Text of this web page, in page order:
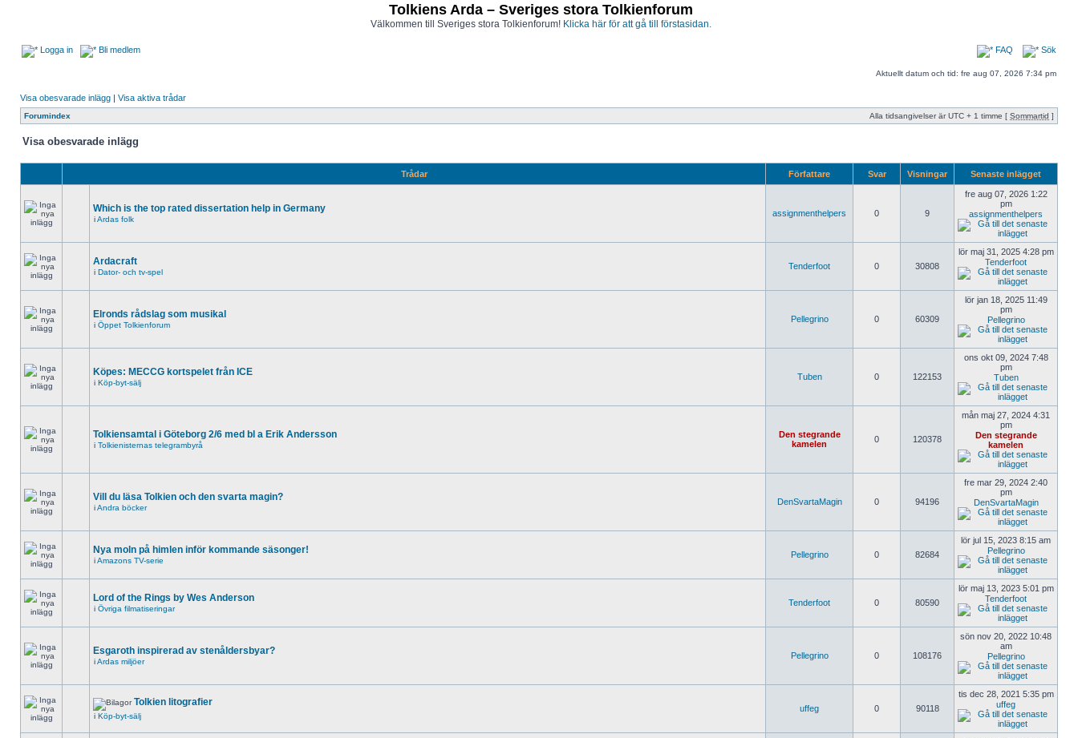
Tolkiens Arda – Sveriges stora Tolkienforum
Välkommen till Sveriges stora Tolkienforum! Klicka här för att gå till förstasidan.
Logga in Bli medlem FAQ Sök
Aktuellt datum och tid: fre aug 07, 2026 7:34 pm
Visa obesvarade inlägg | Visa aktiva trådar
Forumindex Alla tidsangivelser är UTC + 1 timme [ Sommartid ]
Visa obesvarade inlägg
Trådar Författare Svar Visningar Senaste inlägget
Which is the top rated dissertation help in Germany
iArdas folk
assignmenthelpers 0 9
fre aug 07, 2026 1:22
pm
assignmenthelpers
Ardacraft
i Dator- och tv-spel
Tenderfoot 0 30808
lör maj 31, 2025 4:28 pm
Tenderfoot
Elronds rådslag som musikal
i Öppet Tolkienforum
Pellegrino 0 60309
lör jan 18, 2025 11:49
pm
Pellegrino
Köpes: MECCG kortspelet från ICE
i Köp-byt-sälj
Tuben 0 122153
ons okt 09, 2024 7:48
pm
Tuben
Tolkiensamtal i Göteborg 2/6 med bl a Erik Andersson
i Tolkienisternas telegrambyrå
Den stegrande
kamelen
0 120378
mån maj 27, 2024 4:31
pm
Den stegrande
kamelen
Vill du läsa Tolkien och den svarta magin?
iAndra böcker
DenSvartaMagin 0 94196
fre mar 29, 2024 2:40
pm
DenSvartaMagin
Nya moln på himlen inför kommande säsonger!
iAmazons TV-serie
Pellegrino 0 82684
lör jul 15, 2023 8:15 am
Pellegrino
Lord of the Rings by Wes Anderson
i Övriga filmatiseringar
Tenderfoot 0 80590
lör maj 13, 2023 5:01 pm
Tenderfoot
Esgaroth inspirerad av stenåldersbyar?
iArdas miljöer
Pellegrino 0 108176
sön nov 20, 2022 10:48
am
Pellegrino
Tolkien litografier
i Köp-byt-sälj
uffeg 0 90118
tis dec 28, 2021 5:35 pm
uffeg